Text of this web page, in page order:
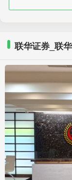
联华证券_联